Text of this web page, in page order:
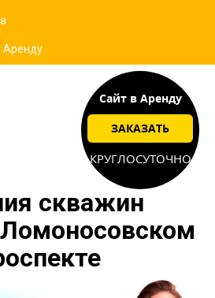
скважин
Сайт в Аренду
ЗАКАЗАТЬ
КРУГЛОСУТОЧНО
Аренду